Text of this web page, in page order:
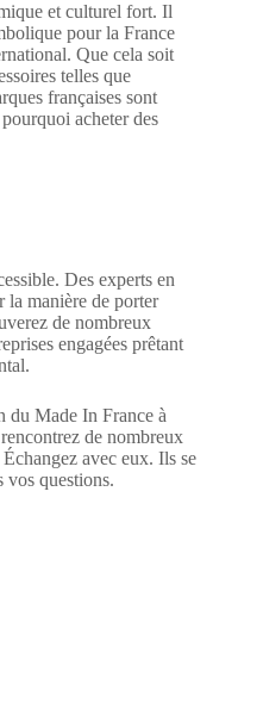
et culturel fort. Il
pour la France
Que cela soit
telles que
françaises sont
acheter des
Des experts en
la manière de porter
de nombreux
engagées prêtant
du Made In France à
de nombreux
avec eux. Ils se
vos questions.